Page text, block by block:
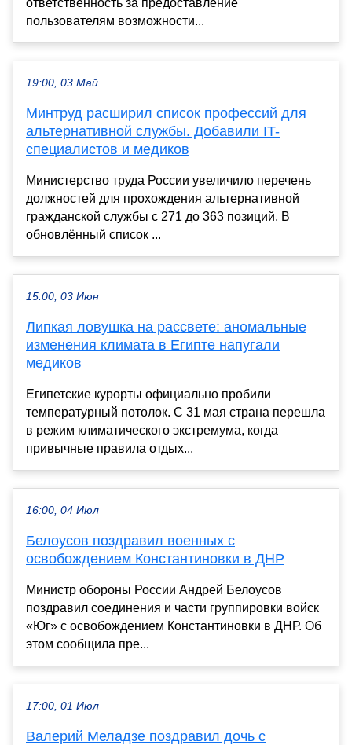
пользователям возможности...
19:00, 03 Май
Минтруд расширил список профессий для
альтернативной службы. Добавили IT-
специалистов и медиков
Министерство труда России увеличило перечень
должностей для прохождения альтернативной
гражданской службы с 271 до 363 позиций. В
обновлённый список ...
15:00, 03 Июн
Липкая ловушка на рассвете: аномальные
изменения климата в Египте напугали
медиков
Египетские курорты официально пробили
температурный потолок. С 31 мая страна перешла
в режим климатического экстремума, когда
привычные правила отдых...
16:00, 04 Июл
Белоусов поздравил военных с
освобождением Константиновки в ДНР
Министр обороны России Андрей Белоусов
поздравил соединения и части группировки войск
«Юг» с освобождением Константиновки в ДНР. Об
этом сообщила пре...
17:00, 01 Июл
Валерий Меладзе поздравил дочь с